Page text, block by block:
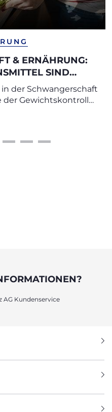
& ERNÄHRUNG:
SIND
UND WELCHE
MEIDEN?
der Schwangerschaft
Gewichtskontrolle,
AG Kundenservice